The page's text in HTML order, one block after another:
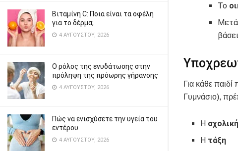
Βιταμίνη C: Ποια είναι τα οφέλη
για το δέρμα;
4 ΑΥΓΟΎΣΤΟΥ, 2026
Ο ρόλος της ενυδάτωσης στην
πρόληψη της πρόωρης γήρανσης
4 ΑΥΓΟΎΣΤΟΥ, 2026
Πώς να ενισχύσετε την υγεία του
εντέρου
4 ΑΥΓΟΎΣΤΟΥ, 2026
Το
Μετά
Για κάθε παιδί
Γυμνάσιο),
Η
Η τάξη